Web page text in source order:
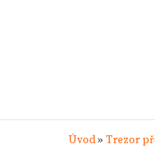
Úvod» Trezor